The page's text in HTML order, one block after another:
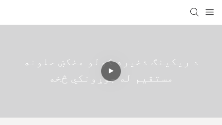
د ریکینګ ذخیره کولو مخکښ حلونه
مستقیم له جوړونکي څخه